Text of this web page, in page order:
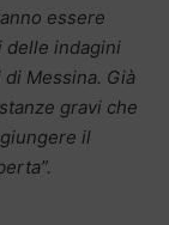
essere
delle indagini
Messina. Già
gravi che
il